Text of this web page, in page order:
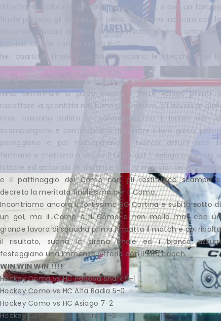
altrettante volte recuperano lo svantaggio, e con un forcing
finale piegano gli ampezzani per 4-2, l'ultimo incontro con la
seconda squadra di casa i Waves, match a senso unico che
il Como chiude con un secco 8-0.
Nei quarti di finale i Lariani incrociano le stecche con la
selezione del Lana, match molto difficile e combattuto che
viene vinto in ogni caso con il risultato di 3-1.
Nella semifinale si gioca contro il forte Asiago pronti a
riscattare la sconfitta nel turno preliminare, gli avversari gialli
rossi passano subito in vantaggio, ma i lariani non si
scompongono e continuano a macinare il loro gioco, prima
pareggiano e poi raddoppiano, i bianco azzurri non si
fermano e mettono a segno il terzo gol, l' Asiago continua a
lottare ed accorcia le distanze, ma la maggior tenuta fisica
e il pattinaggio del Como non gli restituisce scampo e
decreta la meritata finalissima per il Como.
Incontriamo ancora il fortissimo SG Cortina e subito sotto di
un gol, ma il Como è il Como e non molla mai, con un
grande lavoro di squadra prima impatta il match e poi ribalta
il risultato, suona la sirena finale ed i bianco azzurri
festeggiano una immensa vittoria con il loro coach.
WIN WIN WIN !!!!
Hockey Como vs HC Padova Shark 9-1
Hockey Como vs HC Alta Badia 5-0
Hockey Como vs HC Asiago 7-2
Hockey Como vs SG Cortina 4-2